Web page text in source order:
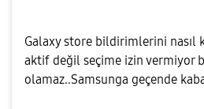
Galaxy store bildirimlerini nasıl
aktif değil seçime izin vermiyor
olamaz..Samsunga geçende